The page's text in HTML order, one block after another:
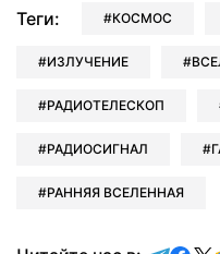
Теги: КОСМОС
ИЗЛУЧЕНИЕ
РАДИОТЕЛЕСКОП
РАДИОСИГНАЛ
РАННЯЯ ВСЕЛЕННАЯ